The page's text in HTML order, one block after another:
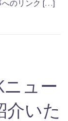
へのリンク […]
ニュー
介いた